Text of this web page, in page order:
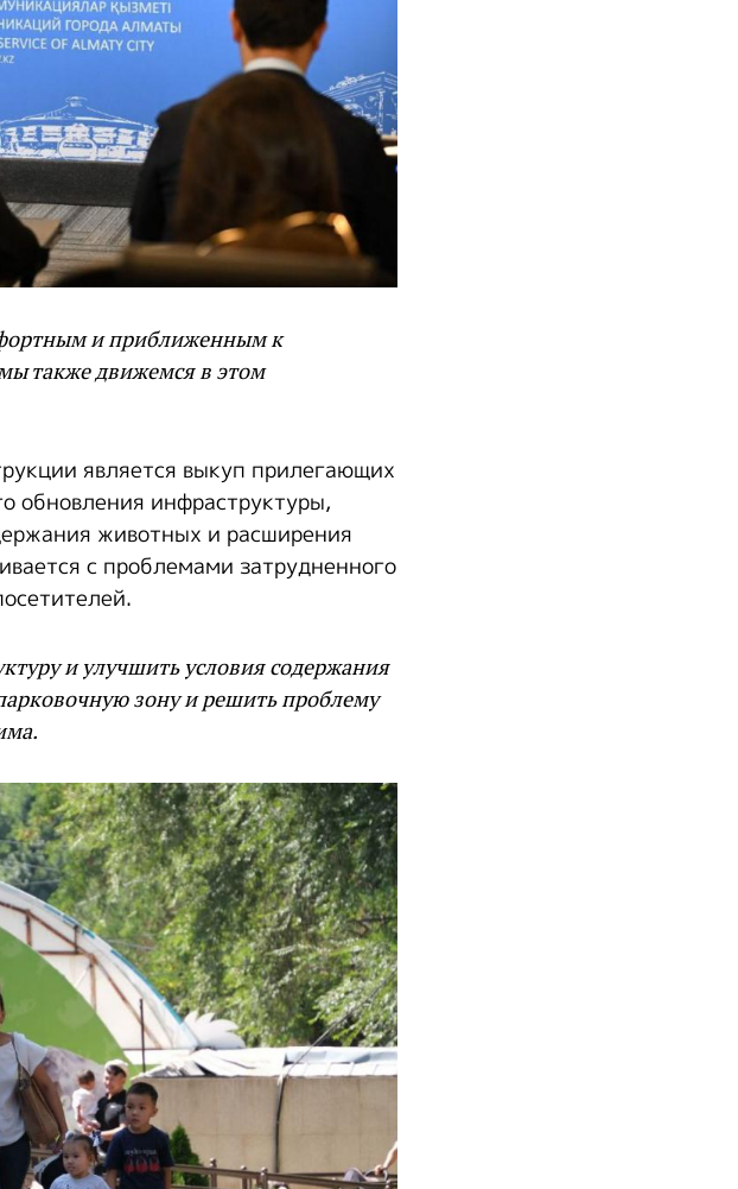
и приближенным к
также движемся в этом
является выкуп прилегающих
обновления инфраструктуры,
животных и расширения
с проблемами затрудненного
и улучшить условия содержания
зону и решить проблему